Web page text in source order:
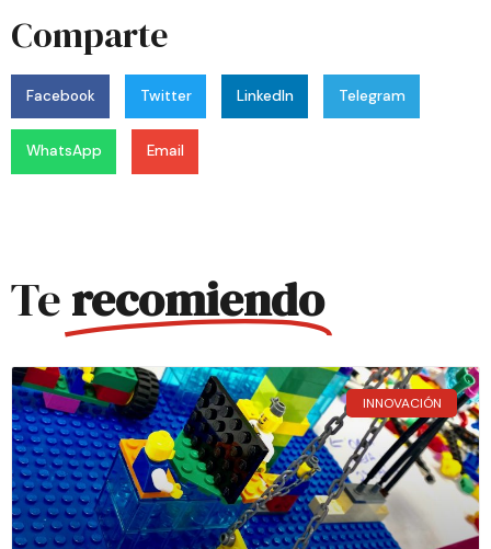
Comparte
Facebook Twitter LinkedIn Telegram
WhatsApp Email
Terecomiendo
INNOVACIÓN